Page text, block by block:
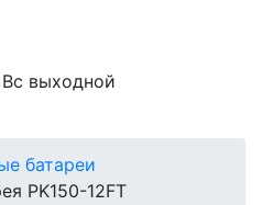
выходной
батареи
PK150-12FT